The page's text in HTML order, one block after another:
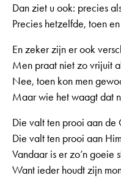
Dan ziet u ook: precies
Precies hetzelfde, toen
En zeker zijn er ook
Men praat niet zo vrijuit
Nee, toen kon men
Maar wie het waagt dat
Die valt ten prooi aan de
Die valt ten prooi aan
Vandaar is er zo’n goeie
Want ieder houdt zijn